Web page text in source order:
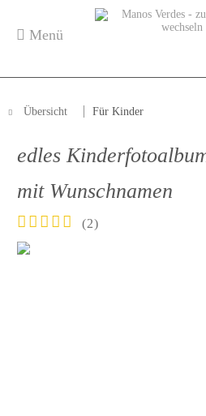
Menü
Übersicht Für Kinder
edles
mit Wunschnamen
(2)